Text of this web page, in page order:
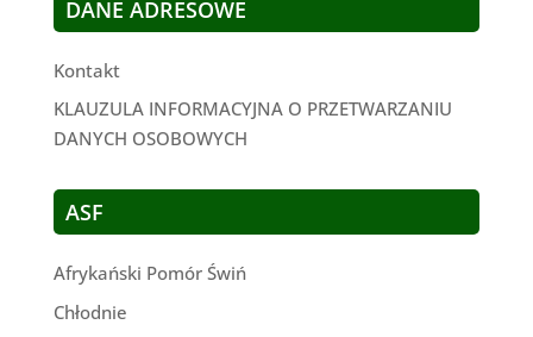
DANE ADRESOWE
Kontakt
KLAUZULA INFORMACYJNA O PRZETWARZANIU
DANYCH OSOBOWYCH
ASF
Afrykański Pomór Świń
Chłodnie